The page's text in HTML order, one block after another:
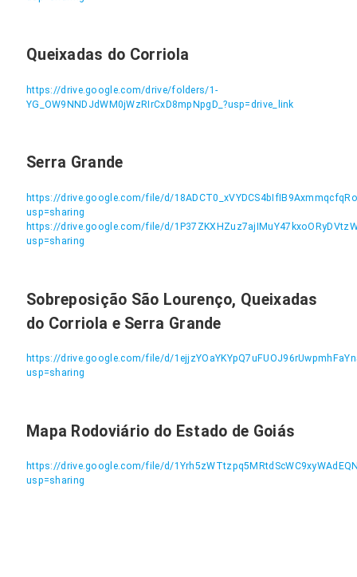
Queixadas do Corriola
https://drive.google.com/drive/folders/1-
YG_OW9NNDJdWM0jWzRIrCxD8mpNpgD_?usp=drive_link
Serra Grande
https://drive.google.com/file/d/
usp=sharing
https://drive.google.com/file/d/
usp=sharing
Sobreposição São Lourenço, Queixadas
do Corriola e Serra Grande
https://drive.google.com/file/d/
usp=sharing
Mapa Rodoviário do Estado de Goiás
https://drive.google.com/file/d/
usp=sharing